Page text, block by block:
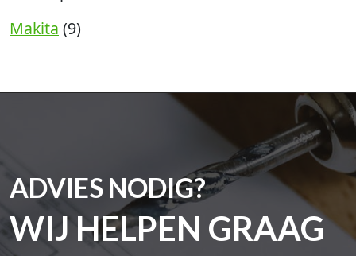
Makita (9)
ADVIES NODIG?
WIJ HELPEN GRAAG